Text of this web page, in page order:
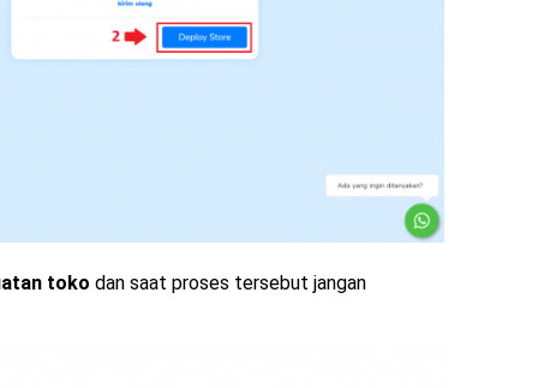
toko dan saat proses tersebut jangan